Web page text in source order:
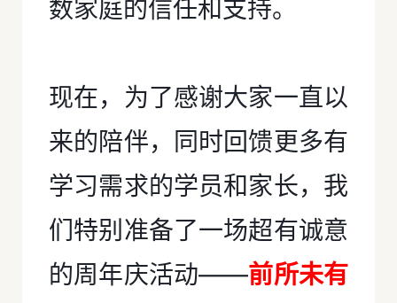
数家庭的信任和支持。
现在，为了感谢大家一直以
来的陪伴，同时回馈更多有
学习需求的学员和家长，我
们特别准备了一场超有诚意
的周年庆活动——前所未有